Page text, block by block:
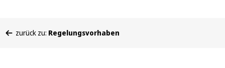
befinden
zurück zu: Regelungsvorhaben